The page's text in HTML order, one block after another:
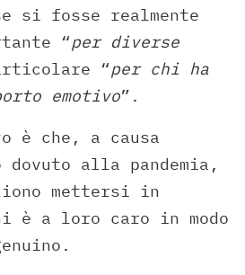
si fosse realmente
“per diverse
“per chi ha
emotivo”.
che, a causa
dovuto alla pandemia,
mettersi in
è a loro caro in modo